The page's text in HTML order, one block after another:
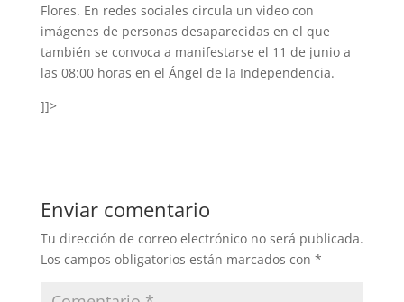
Flores. En redes sociales circula un video con
imágenes de personas desaparecidas en el que
también se convoca a manifestarse el 11 de junio a
las 08:00 horas en el Ángel de la Independencia.
]]>
Enviar comentario
Tu dirección de correo electrónico no será publicada.
Los campos obligatorios están marcados con *